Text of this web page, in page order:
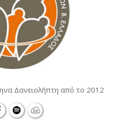
Δανειολήπτη από το 2012